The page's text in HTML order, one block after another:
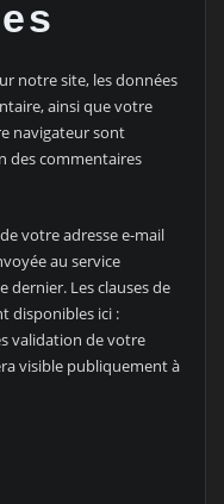
notre site, les données
ainsi que votre
navigateur sont
des commentaires
votre adresse e-mail
au service
dernier. Les clauses de
disponibles ici :
validation de votre
visible publiquement à